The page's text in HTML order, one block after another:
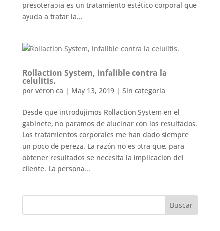
presoterapia es un tratamiento estético corporal que
ayuda a tratar la...
Rollaction System, infalible contra la
celulitis.
por veronica | May 13, 2019| Sin categoría
Desde que introdujimos Rollaction System en el
gabinete, no paramos de alucinar con los resultados.
Los tratamientos corporales me han dado siempre
un poco de pereza. La razón no es otra que, para
obtener resultados se necesita la implicación del
cliente. La persona...